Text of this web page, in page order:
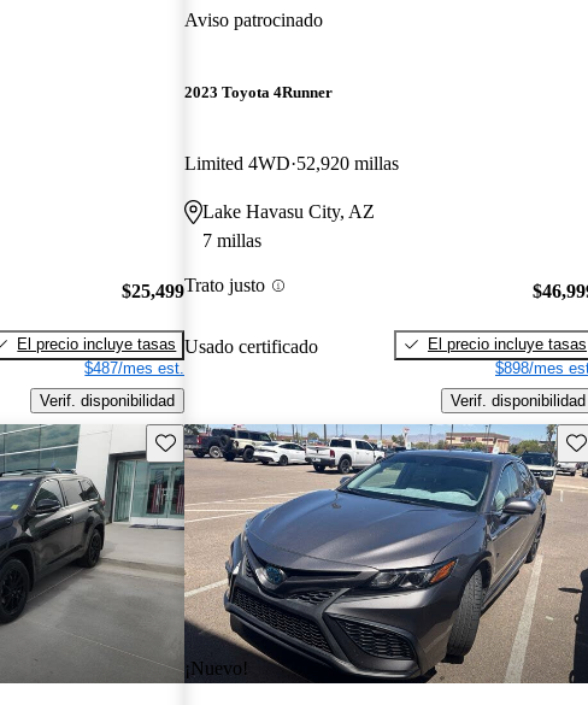
$25,499
El precio incluye tasas
$487/mes est.
Verif. disponibilidad
Aviso patrocinado
2023 Toyota 4Runner
Limited 4WD 52,920 millas
Lake Havasu City, AZ
7 millas
Trato justo
Usado certificado
El precio incluye tasas
$898/mes
Verif. disponibilidad
Guarda este Aviso
¡Nuevo!